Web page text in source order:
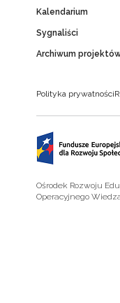
Kalendarium
Sygnaliści
Archiwum
Polityka prywatności
Ośrodek Rozwoju
Operacyjnego